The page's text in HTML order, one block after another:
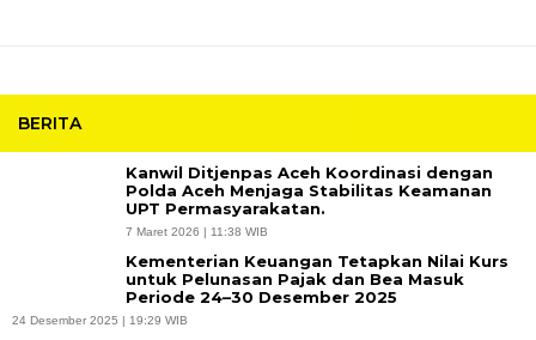
BERITA
Kanwil Ditjenpas Aceh Koordinasi dengan
Polda Aceh Menjaga Stabilitas Keamanan
UPT Permasyarakatan.
7 Maret 2026 | 11:38 WIB
Kementerian Keuangan Tetapkan Nilai Kurs
untuk Pelunasan Pajak dan Bea Masuk
Periode 24–30 Desember 2025
24 Desember 2025 | 19:29 WIB